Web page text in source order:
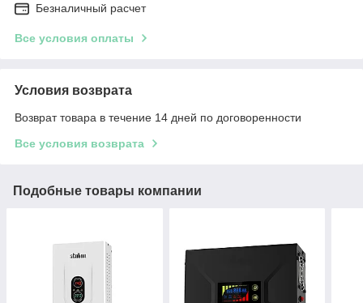
Безналичный расчет
Все условия оплаты
Условия возврата
Возврат товара в течение 14 дней по договоренности
Все условия возврата
Подобные товары компании